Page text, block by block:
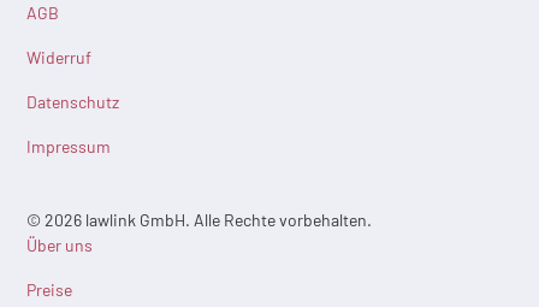
Über uns
Preise
AGB
Widerruf
Datenschutz
Impressum
© 2026 lawlink GmbH. Alle Rechte vorbehalten.